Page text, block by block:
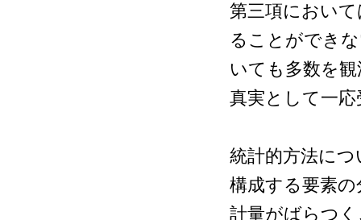
第三項におい
ることができ
いても多数を
真実として一
統計的方法に
構成する要素
計量がばらつ